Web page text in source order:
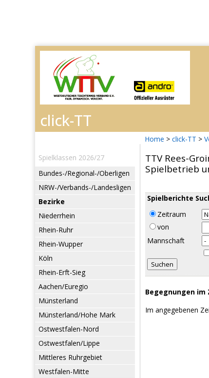
Home > click-TT >
Spielklassen 2026/27
Bundes-/Regional-/Oberligen
NRW-/Verbands-/Landesligen
Bezirke
Niederrhein
Rhein-Ruhr
Rhein-Wupper
Köln
Rhein-Erft-Sieg
Aachen/Euregio
Münsterland
Münsterland/Hohe Mark
Ostwestfalen-Nord
Ostwestfalen/Lippe
Mittleres Ruhrgebiet
Westfalen-Mitte
TTV Rees-
Spielbetrieb
Spielberichte
Zeitraum
von
Mannschaft
Begegnungen im
Im angegebenen